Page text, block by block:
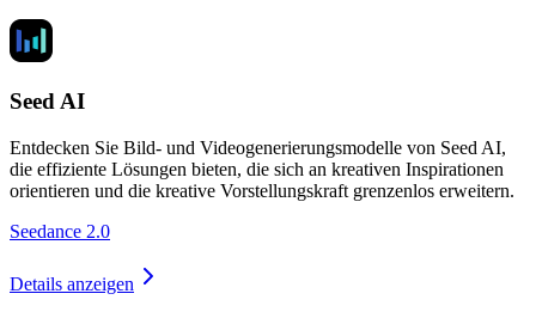
Seed AI
Entdecken Sie Bild- und Videogenerierungsmodelle von Seed AI,
die effiziente Lösungen bieten, die sich an kreativen Inspirationen
orientieren und die kreative Vorstellungskraft grenzenlos erweitern.
Seedance 2.0
Details anzeigen